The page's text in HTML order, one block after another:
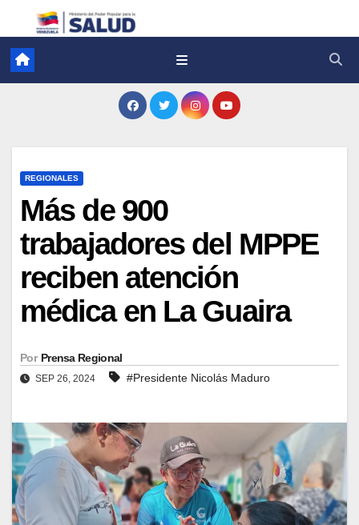
REGIONALES
Más de 900
trabajadores del MPPE
reciben atención
médica en La Guaira
Por Prensa Regional
SEP 26, 2024 #Presidente Nicolás Maduro